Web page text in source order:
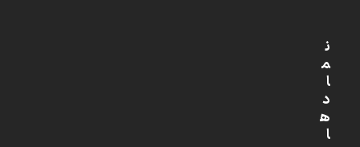
ن
م
ا
د
ه
ا